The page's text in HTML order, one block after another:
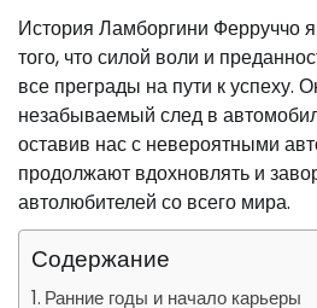
История Ламборгини Ферруччо
того, что силой воли и
все преграды на пути к успеху.
незабываемый след в
оставив нас с невероятными
продолжают вдохновлять и
автолюбителей со всего мира.
Содержание
Ранние годы и начало карьеры